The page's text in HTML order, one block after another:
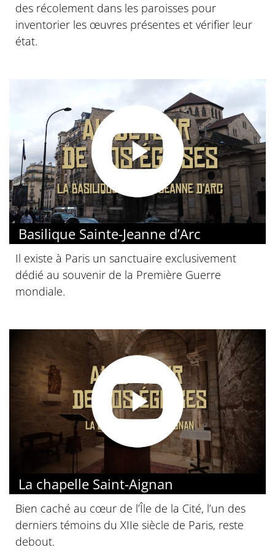
des récolement dans les paroisses pour
inventorier les œuvres présentes et vérifier leur
état.
Basilique Sainte-Jeanne d’Arc
Il existe à Paris un sanctuaire exclusivement
dédié au souvenir de la Première Guerre
mondiale.
La chapelle Saint-Aignan
Bien caché au cœur de l’Île de la Cité, l’un des
derniers témoins du XIIe siècle de Paris, reste
debout.